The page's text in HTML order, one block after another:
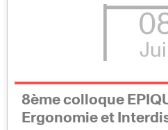
Juil
8ème colloque
Ergonomie et